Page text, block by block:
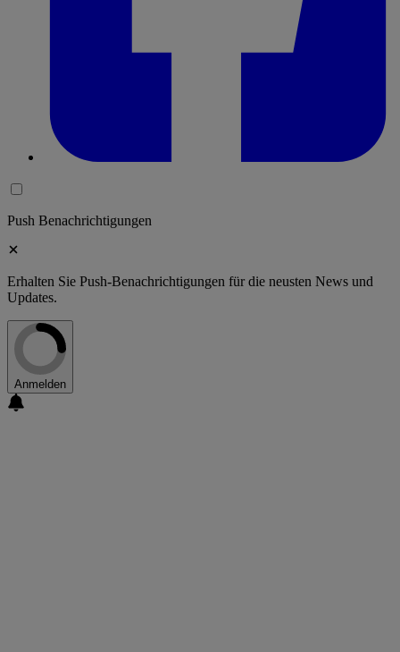
Push Benachrichtigungen
Erhalten Sie Push-Benachrichtigungen für die neusten News und
Updates.
Anmelden